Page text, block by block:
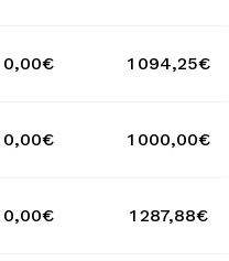
0,00€ 1 094,25€
0,00€ 1 000,00€
0,00€ 1 287,88€